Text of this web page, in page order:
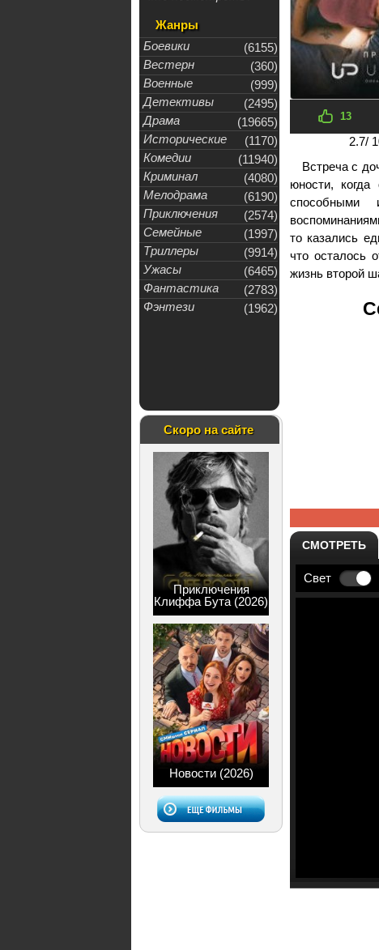
Жанры
Боевики
(6155)
Вестерн
(360)
Военные
(999)
Детективы
(2495)
Драма
(19665)
Исторические
(1170)
Комедии
(11940)
Криминал
(4080)
Мелодрама
(6190)
Приключения
(2574)
Семейные
(1997)
Триллеры
(9914)
Ужасы
(6465)
Фантастика
(2783)
Фэнтези
(1962)
Скоро на сайте
Приключения
Клиффа Бута (2026)
Новости (2026)
13
2.7/
Встреча с
юности,
способными
то казались
что осталось
жизнь второй
СМОТРЕТЬ
Свет